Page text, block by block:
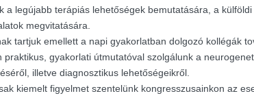
a legújabb terápiás lehetőségek bemutatására, a
megvitatására.
tartjuk emellett a napi gyakorlatban dolgozó kollégák
praktikus, gyakorlati útmutatóval szolgálunk a
illetve diagnosztikus lehetőségeikről.
kiemelt figyelmet szentelünk kongresszusainkon az